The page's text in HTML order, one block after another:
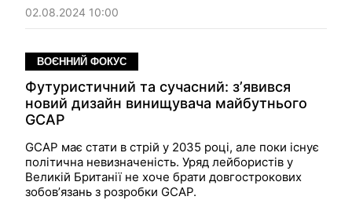
Фокуспоспілкувався з представниками компанії
про виробництво, технології та виклики
02.08.2024 10:00
ВОЄННИЙ ФОКУС
Футуристичний та сучасний: зʼявився
новий дизайн винищувача майбутнього
GCAP
GCAP має стати в стрій у 2035 році, але поки існує
політична невизначеність. Уряд лейбористів у
Великій Британії не хоче брати довгострокових
зобовʼязань з розробки GCAP.